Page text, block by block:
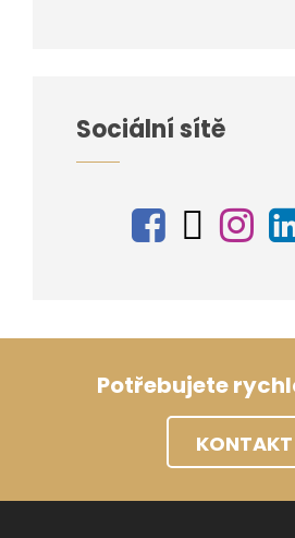
Sociální sítě
Potřebujete
KONTAKT